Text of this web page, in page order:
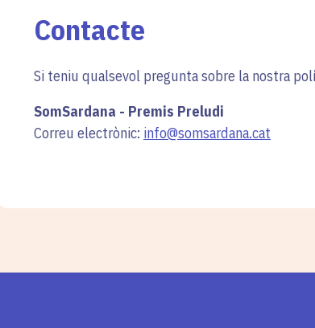
Contacte
Si teniu qualsevol pregunta sobre la nostra
SomSardana - Premis Preludi
Correu electrònic: info@somsardana.cat